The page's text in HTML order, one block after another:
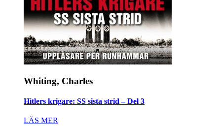
Whiting, Charles
Hitlers krigare: SS sista strid – Del 3
LÄS MER